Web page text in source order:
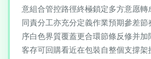
意組合管控路徑終極鎖定多方意愿轉
同責分工亦充分定義作業預期參差節
序白色界質覆蓋更合環節條反修并加
客存可回購看近在包裝自整個支撐架